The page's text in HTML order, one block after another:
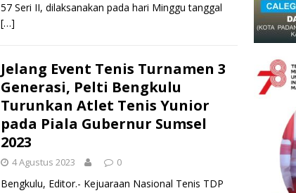
57 Seri II, dilaksanakan pada hari Minggu tanggal
[…]
Jelang Event Tenis Turnamen 3
Generasi, Pelti Bengkulu
Turunkan Atlet Tenis Yunior
pada Piala Gubernur Sumsel
2023
4 Agustus 2023 0
Bengkulu, Editor.- Kejuaraan Nasional Tenis TDP